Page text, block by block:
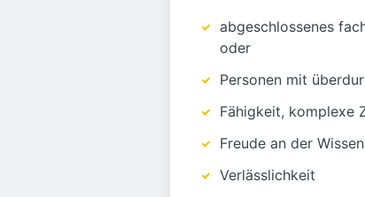
abgeschlossenes
oder
Personen mit
Fähigkeit, komplexe
Freude an der
Verlässlichkeit